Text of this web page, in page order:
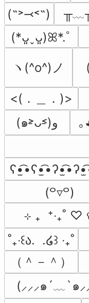
(˶˃⤙˂˶)
(*ᴗ͈ˬᴗ͈)ꕤ*.ﾟ
ヽ(^o^)ノ
<(．＿．)>
(๑˃̵ᴗ˂̵)و
(꒪▿꒪)
⊹ ₊  ⁺‧₊˚
˚₊‧꒰ა.  .໒꒱ ‧₊˚
（＾－＾）
(⸝⸝⸝๑´﹏`๑